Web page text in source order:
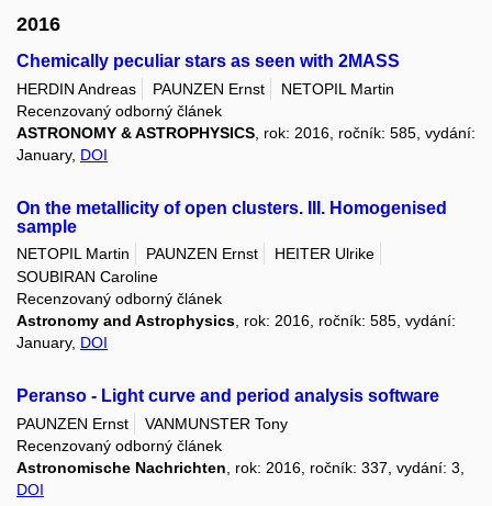
2016
Chemically peculiar stars as seen with 2MASS
HERDIN Andreas PAUNZEN Ernst
NETOPIL Martin
Recenzovaný odborný článek
ASTRONOMY & ASTROPHYSICS , rok: 2016, ročník: 585, vydání:
January, DOI
On the metallicity of open clusters. III. Homogenised
sample
NETOPIL Martin PAUNZEN Ernst
HEITER Ulrike
SOUBIRAN Caroline
Recenzovaný odborný článek
Astronomy and Astrophysics, rok: 2016, ročník: 585, vydání:
January, DOI
Peranso - Light curve and period analysis software
PAUNZEN Ernst
VANMUNSTER Tony
Recenzovaný odborný článek
Astronomische Nachrichten , rok: 2016, ročník: 337, vydání: 3,
DOI